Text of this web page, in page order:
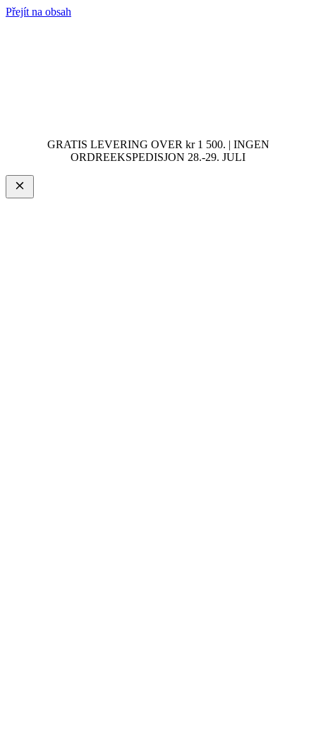
Přejít na obsah
GRATIS LEVERING OVER kr 1 500. | INGEN
ORDREEKSPEDISJON 28.-29. JULI